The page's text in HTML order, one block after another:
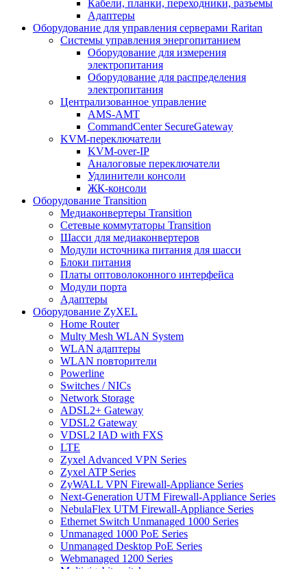
Кабели, планки, переходники, разъемы
Адаптеры
Оборудование для управления серверами Raritan
Системы управления энергопитанием
Оборудование для измерения
электропитания
Оборудование для распределения
электропитания
Централизованное управление
AMS-AMT
CommandCenter SecureGateway
KVM-переключатели
KVM-over-IP
Аналоговые переключатели
Удлинители консоли
ЖК-консоли
Оборудование Transition
Медиаконвертеры Transition
Сетевые коммутаторы Transition
Шасси для медиаконвертеров
Модули источника питания для шасси
Блоки питания
Платы оптоволоконного интерфейса
Модули порта
Адаптеры
Оборудование ZyXEL
Home Router
Multy Mesh WLAN System
WLAN адаптеры
WLAN повторители
Powerline
Switches / NICs
Network Storage
ADSL2+ Gateway
VDSL2 Gateway
VDSL2 IAD with FXS
LTE
Zyxel Advanced VPN Series
Zyxel ATP Series
ZyWALL VPN Firewall-Appliance Series
Next-Generation UTM Firewall-Appliance Series
NebulaFlex UTM Firewall-Appliance Series
Ethernet Switch Unmanaged 1000 Series
Unmanaged 1000 PoE Series
Unmanaged Desktop PoE Series
Webmanaged 1200 Series